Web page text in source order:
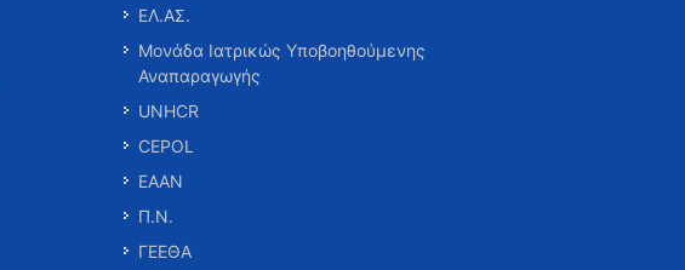
ΕΛ.ΑΣ.
Μονάδα Ιατρικώς Υποβοηθούμενης
Αναπαραγωγής
UNHCR
CEPOL
ΕΑΑΝ
Π.Ν.
ΓΕΕΘΑ